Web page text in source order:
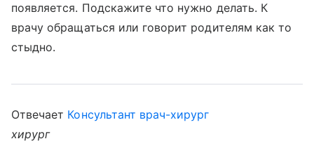
появляется. Подскажите что нужно делать. К
врачу обращаться или говорит родителям как то
стыдно.
Отвечает Консультант врач-хирург
хирург